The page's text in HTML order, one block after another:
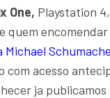
One, Playstation
quem
Michael
com acesso
ja